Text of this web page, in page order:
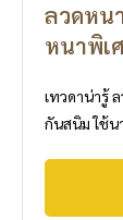
ลวดหน
หนาพิเ
เทวดาน่ารู้
กันสนิม ใช้น